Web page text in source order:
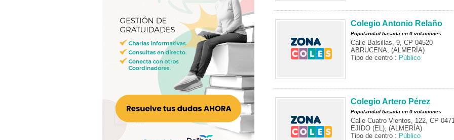
Colegio Antonio Relaño
Popularidad basada en 0 votaciones
Calle Balsillas, 9, CP 04520
ABRUCENA, (ALMERÍA)
Tipo de centro : Público
Colegio Artero Pérez
Popularidad basada en 0 votaciones
Calle Cuatro Vientos, 122, CP
EJIDO (EL), (ALMERÍA)
Tipo de centro : Público